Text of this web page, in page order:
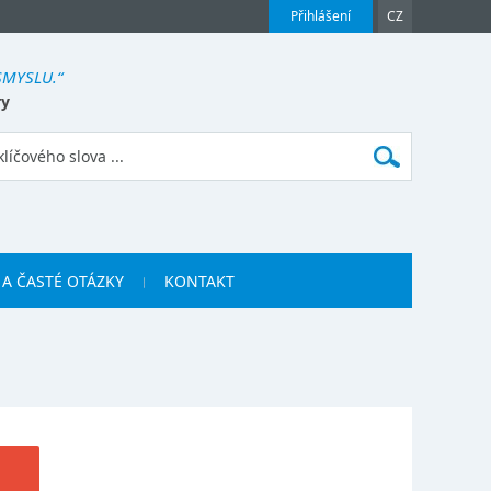
Přihlášení CZ
ČASTÉ OTÁZKY KONTAKT